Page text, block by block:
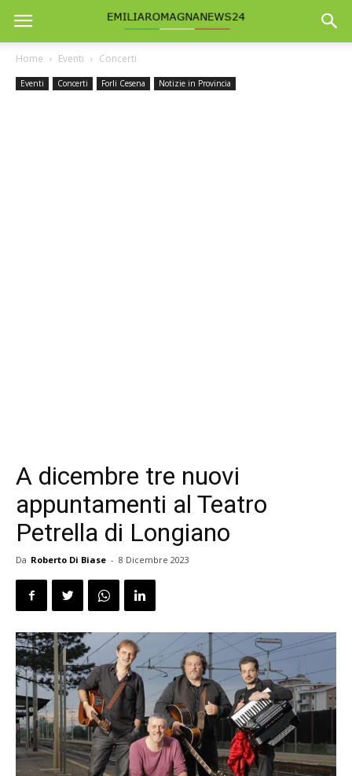
Home Eventi Concerti
Eventi Concerti Forli Cesena Notizie in Provincia
A dicembre tre nuovi
appuntamenti al Teatro
Petrella di Longiano
Da Roberto Di Biase - 8 Dicembre 2023